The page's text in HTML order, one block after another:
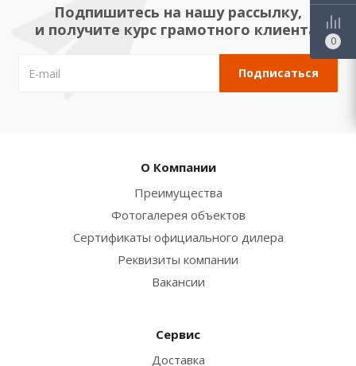
Подпишитесь на нашу рассылку,
и получите курс грамотного клиента!
О Компании
Преимущества
Фотогалерея объектов
Сертификаты официального дилера
Реквизиты компании
Вакансии
Сервис
Доставка
0